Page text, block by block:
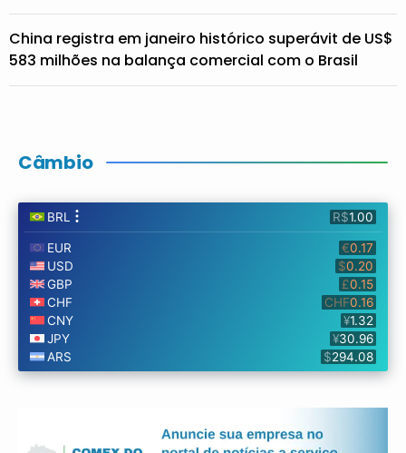
China registra em janeiro histórico superávit de US$
583 milhões na balança comercial com o Brasil
Câmbio